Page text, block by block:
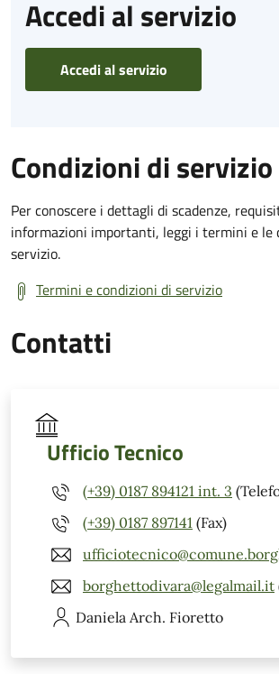
Accedi al servizio
Accedi al servizio
Condizioni di servizio
Per conoscere i dettagli di scadenze,
informazioni importanti, leggi i termini e le
servizio.
Termini e condizioni di servizio
Contatti
Ufficio Tecnico
(+39) 0187 894121 int. 3
(+39) 0187 897141 (Fax)
borghettodivara@legalmail.it
Daniela Arch. Fioretto